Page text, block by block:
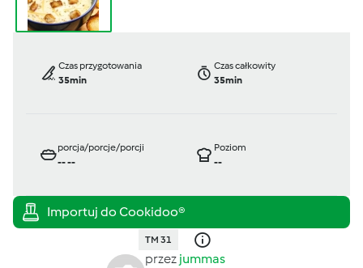
Czas przygotowania
35min
Czas całkowity
35min
porcja/porcje/porcji
----
Poziom
--
TM 31
przez jummas